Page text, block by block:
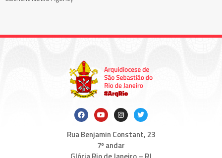
Rua Benjamin Constant, 23
7º andar